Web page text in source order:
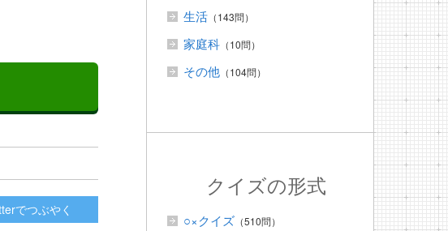
でつぶやく
生活 （143問）
家庭科 （10問）
その他 （104問）
クイズの形式
○×クイズ （510問）